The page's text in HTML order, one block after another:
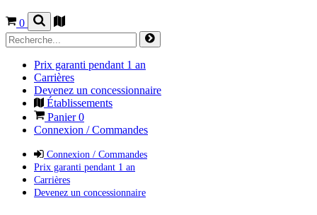
0
Prix garanti pendant 1 an
Carrières
Devenez un concessionnaire
Établissements
Panier0
Connexion / Commandes
Connexion / Commandes
Prix garanti pendant 1 an
Carrières
Devenez un concessionnaire